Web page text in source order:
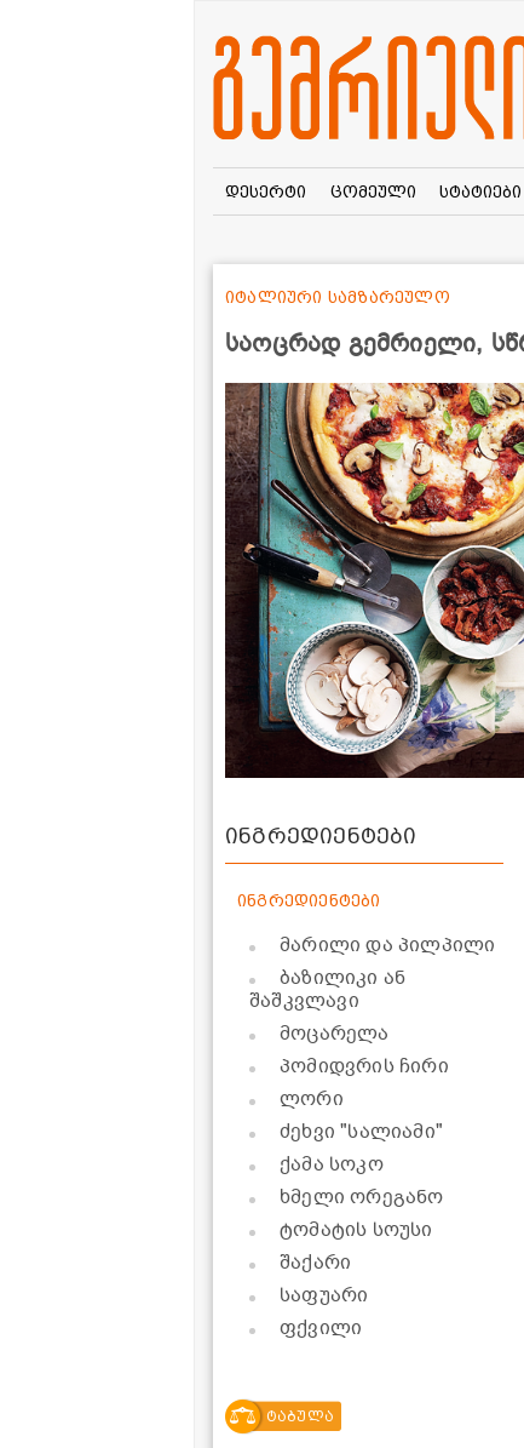
დესერტი ცომეული სტატიები
საოცრად გემრიელი,
იტალიური სამზარეულო
ინგრედიენტები
ინგრედიენტები
მარილი და პილპილი
ბაზილიკი ან
შაშკვლავი
მოცარელა
პომიდვრის ჩირი
ლორი
ძეხვი "სალიამი"
ქამა სოკო
ხმელი ორეგანო
ტომატის სოუსი
შაქარი
საფუარი
ფქვილი
ტაბულა